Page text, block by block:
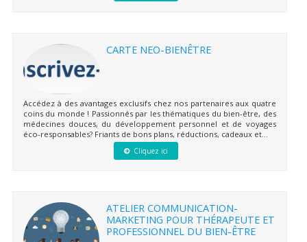
CARTE NEO-BIENÊTRE
Accédez à des avantages exclusifs chez nos partenaires aux quatre
coins du monde ! Passionnés par les thématiques du bien-être, des
médecines douces, du développement personnel et de voyages
éco-responsables? Friants de bons plans, réductions, cadeaux et...
Cliquez ici
ATELIER COMMUNICATION-
MARKETING POUR THÉRAPEUTE ET
PROFESSIONNEL DU BIEN-ÊTRE